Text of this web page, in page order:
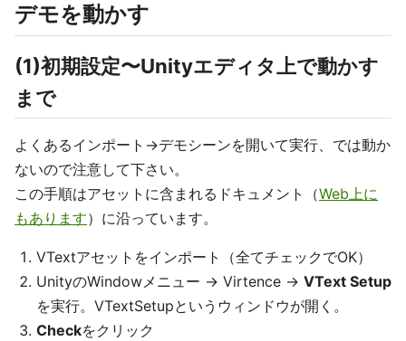
デモを動かす
(1)初期設定〜Unityエディタ上で動かす
まで
よくあるインポート→デモシーンを開いて実行、では動か
ないので注意して下さい。
この手順はアセットに含まれるドキュメント（Web上に
もあります）に沿っています。
VTextアセットをインポート（全てチェックでOK）
UnityのWindowメニュー -> Virtence -> VText Setup
を実行。VTextSetupというウィンドウが開く。
Checkをクリック